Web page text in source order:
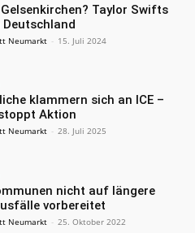
Taylor Swifts
Neumarkt - 15. Juli 2024
klammern sich an ICE –
Aktion
Neumarkt - 28. Juli 2025
nicht auf längere
vorbereitet
Neumarkt - 25. Oktober 2022